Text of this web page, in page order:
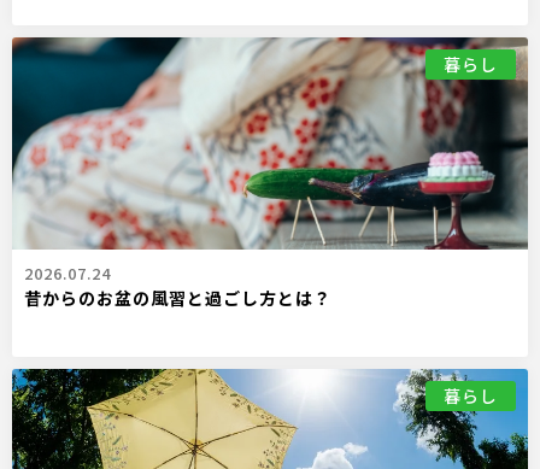
暮らし
2026.07.24
昔からのお盆の風習と過ごし方とは？
暮らし